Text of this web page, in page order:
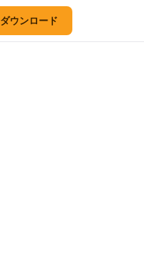
ダウンロード